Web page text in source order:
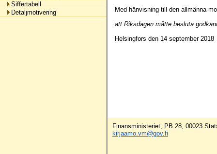
Siffertabell
Detaljmotivering
Med hänvisning till den allmänna
att Riksdagen måtte besluta
Helsingfors den 14 september 2018
Finansministeriet, PB 28, 00023
kirjaamo.vm@gov.fi